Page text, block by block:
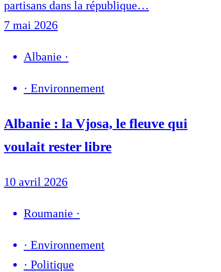
partisans dans la république…
7 mai 2026
Albanie ·
· Environnement
Albanie : la Vjosa, le fleuve qui
voulait rester libre
10 avril 2026
Roumanie ·
· Environnement
· Politique